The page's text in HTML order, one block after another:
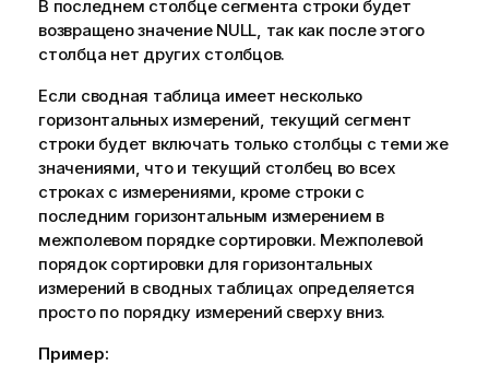
В последнем столбце сегмента строки будет
возвращено значение NULL , так как после этого
столбца нет других столбцов.
Если сводная таблица имеет несколько
горизонтальных измерений, текущий сегмент
строки будет включать только столбцы с теми же
значениями, что и текущий столбец во всех
строках с измерениями, кроме строки с
последним горизонтальным измерением в
межполевом порядке сортировки. Межполевой
порядок сортировки для горизонтальных
измерений в сводных таблицах определяется
просто по порядку измерений сверху вниз.
Пример: